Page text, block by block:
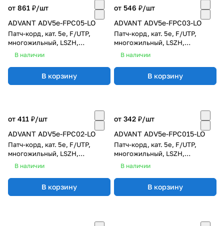
от 861 ₽/шт
ADVANT ADV5e-FPC05-LO
Патч-корд, кат. 5e, F/UTP,
многожильный, LSZH,
оранжевый, длина: 5 м
В наличии
В корзину
от 546 ₽/шт
ADVANT ADV5e-FPC03-LO
Патч-корд, кат. 5e, F/UTP,
многожильный, LSZH,
оранжевый, длина: 3 м
В наличии
В корзину
от 411 ₽/шт
ADVANT ADV5e-FPC02-LO
Патч-корд, кат. 5e, F/UTP,
многожильный, LSZH,
оранжевый, длина: 2 м
В наличии
В корзину
от 342 ₽/шт
ADVANT ADV5e-FPC015-LO
Патч-корд, кат. 5e, F/UTP,
многожильный, LSZH,
оранжевый, длина: 1,5 м
В наличии
В корзину